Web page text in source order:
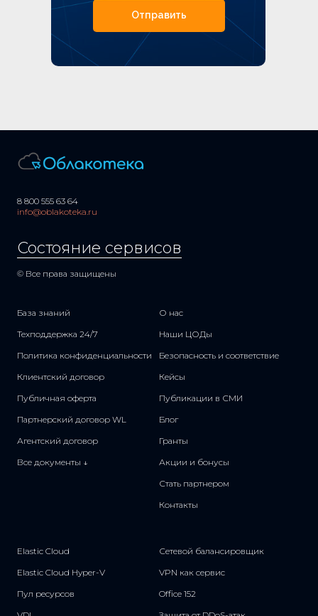
Отправить
8 800 555 63 64
info@oblakoteka.ru
Состояние сервисов
© Все права защищены
База знаний
Техподдержка 24/7
Политика конфиденциальности
Клиентский договор
Публичная оферта
Партнерский договор WL
Агентский договор
Все документы ↓
О нас
Наши ЦОДы
Безопасность и соответствие
Кейсы
Публикации в СМИ
Блог
Гранты
Акции и бонусы
Стать партнером
Контакты
Elastic Cloud
Elastic Cloud Hyper-V
Пул ресурсов
Сетевой балансировщик
VPN как сервис
Office 152